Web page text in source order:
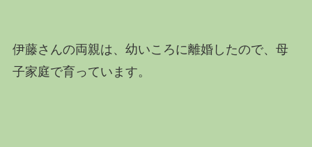
伊藤さんの両親は、幼いころに離婚したので、母
子家庭で育っています。